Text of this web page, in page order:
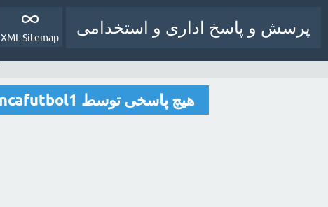
پرسش و پاسخ اداری و استخدامی
XML Sitemap
هیچ پاسخی توسط bancafutbol1